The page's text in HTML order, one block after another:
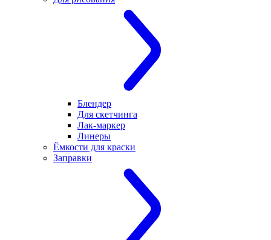
Блендер
Для скетчинга
Лак-маркер
Линеры
Ёмкости для краски
Заправки